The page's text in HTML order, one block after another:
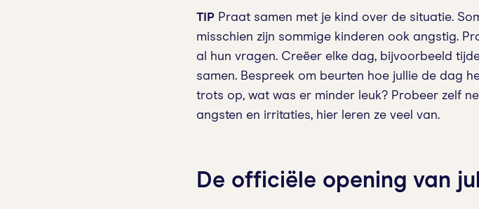
TIP Praat samen met je kind over de situatie.
misschien zijn sommige kinderen ook angstig.
al hun vragen. Creëer elke dag, bijvoorbeeld
samen. Bespreek om beurten hoe jullie de dag
trots op, wat was er minder leuk? Probeer zelf
angsten en irritaties, hier leren ze veel van.
De officiële opening van